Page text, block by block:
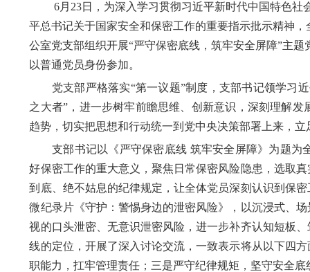
6月23日，为深入学习贯彻习近平新时代中国特色社
平总书记关于国家安全和保密工作的重要指示批示精神
公室党支部组织开展“严守保密底线，筑牢安全屏障”主
以普通党员身份参加。
党支部严格落实“第一议题”制度，支部书记领学习近
之大者”，进一步树牢前瞻思维、创新意识，深刻理解
趋势，切实把思想和行动统一到党中央决策部署上来，
支部书记以《严守保密底线 筑牢安全屏障》为题为
好保密工作的重大意义，聚焦日常保密风险隐患，选取
到底、绝不姑息的纪律规定，让全体党员深刻认识到保
微纪录片《守护：警惕身边的泄密风险》，以沉浸式、
视的口头泄密、无意识泄密风险，进一步补齐认知短板
线的定位，开展了深入讨论交流，一致表示将从以下四
职能力，扛牢管理责任；三是严守纪律规矩，坚守安全